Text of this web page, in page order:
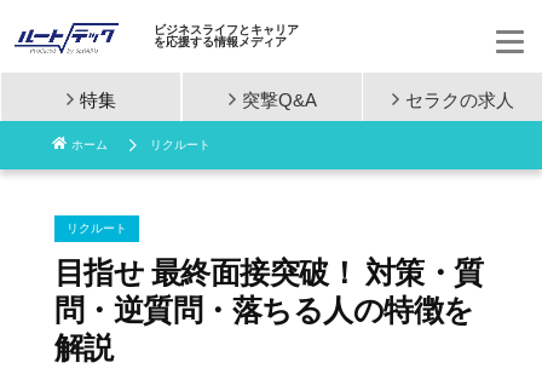
コ
ン
ビジネスライフとキャリア
を応援する情報メディア
特集 突撃Q&A セラクの求人
ホーム リクルート
リクルート
目指せ 最終面接突破！ 対策・質
問・逆質問・落ちる人の特徴を
解説